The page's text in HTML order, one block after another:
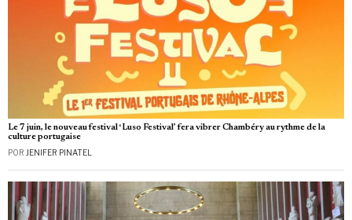
Le 7 juin, le nouveau festival ‘Luso Festival’ fera vibrer Chambéry au rythme de la
culture portugaise
POR JENIFER PINATEL